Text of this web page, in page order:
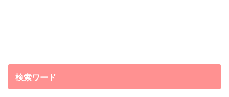
検索ワード